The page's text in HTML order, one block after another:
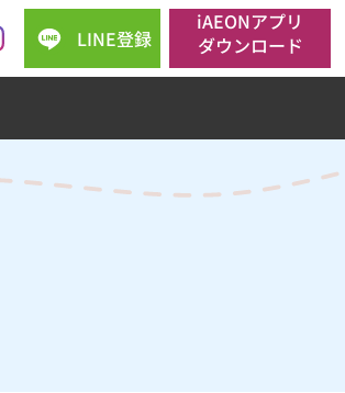
LINE登録
iAEONアプリ
ダウンロード